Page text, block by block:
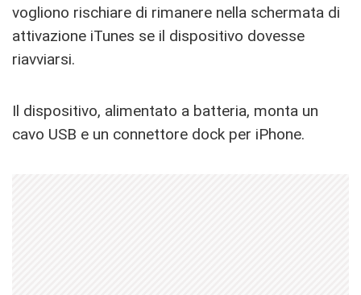
vogliono rischiare di rimanere nella schermata di
attivazione iTunes se il dispositivo dovesse
riavviarsi.
Il dispositivo, alimentato a batteria, monta un
cavo USB e un connettore dock per iPhone.